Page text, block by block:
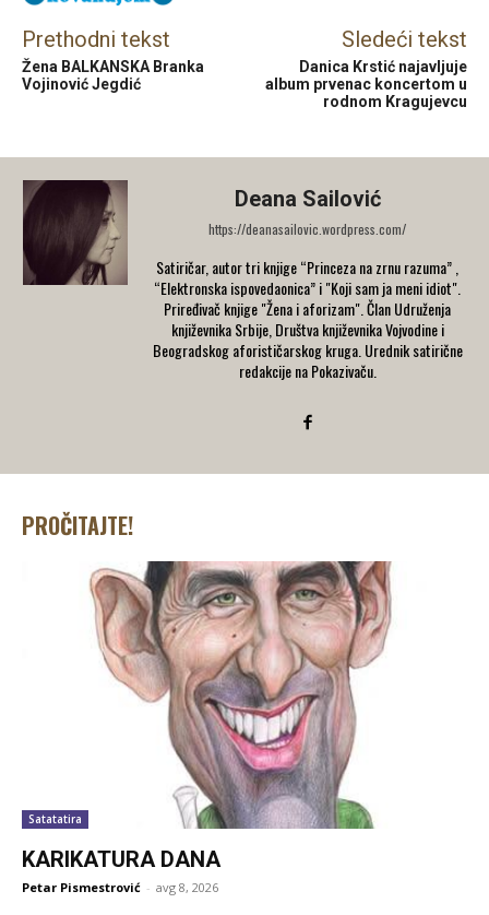
Prethodni tekst
Žena BALKANSKA Branka
Vojinović Jegdić
Sledeći tekst
Danica Krstić najavljuje
album prvenac koncertom u
rodnom Kragujevcu
Deana Sailović
https://deanasailovic.wordpress.com/
Satiričar, autor tri knjige “Princeza na zrnu razuma” ,
“Elektronska ispovedaonica” i "Koji sam ja meni idiot".
Priređivač knjige "Žena i aforizam". Član Udruženja
književnika Srbije, Društva književnika Vojvodine i
Beogradskog aforističarskog kruga. Urednik satirične
redakcije na Pokazivaču.
PROČITAJTE!
Satatatira
KARIKATURA DANA
Petar Pismestrović - avg 8, 2026